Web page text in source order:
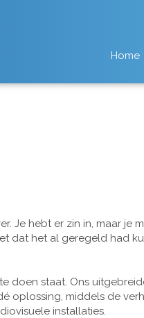
Home
Je hebt er zin in, maar je
dat het al geregeld had
doen staat. Ons
oplossing, middels de
installaties.